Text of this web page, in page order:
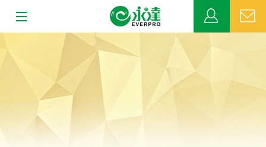
業務發展
MDRT